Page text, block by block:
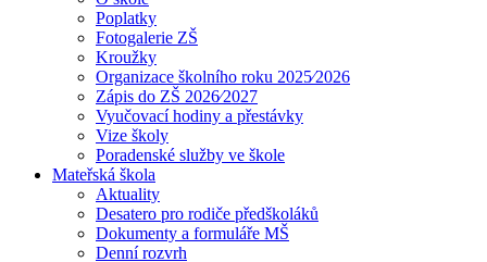
Poplatky
Fotogalerie ZŠ
Kroužky
Organizace školního roku 2025⁄2026
Zápis do ZŠ 2026⁄2027
Vyučovací hodiny a přestávky
Vize školy
Poradenské služby ve škole
Mateřská škola
Aktuality
Desatero pro rodiče předškoláků
Dokumenty a formuláře MŠ
Denní rozvrh